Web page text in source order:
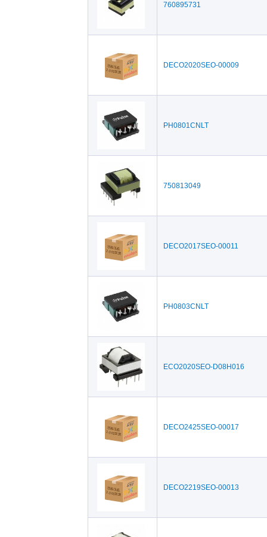
760895731
DECO2020SEO-00009
PH0801CNLT
750813049
DECO2017SEO-00011
PH0803CNLT
ECO2020SEO-D08H016
DECO2425SEO-00017
DECO2219SEO-00013